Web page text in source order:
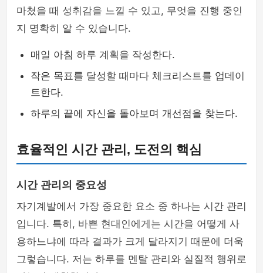
마쳤을 때 성취감을 느낄 수 있고, 무엇을 진행 중인
지 명확히 알 수 있습니다.
매일 아침 하루 계획을 작성한다.
작은 목표를 달성할 때마다 체크리스트를 업데이
트한다.
하루의 끝에 자신을 돌아보며 개선점을 찾는다.
효율적인 시간 관리, 도전의 핵심
시간 관리의 중요성
자기계발에서 가장 중요한 요소 중 하나는 시간 관리
입니다. 특히, 바쁜 현대인에게는 시간을 어떻게 사
용하느냐에 따라 결과가 크게 달라지기 때문에 더욱
그렇습니다. 저는 하루를 멘탈 관리와 실질적 행위로